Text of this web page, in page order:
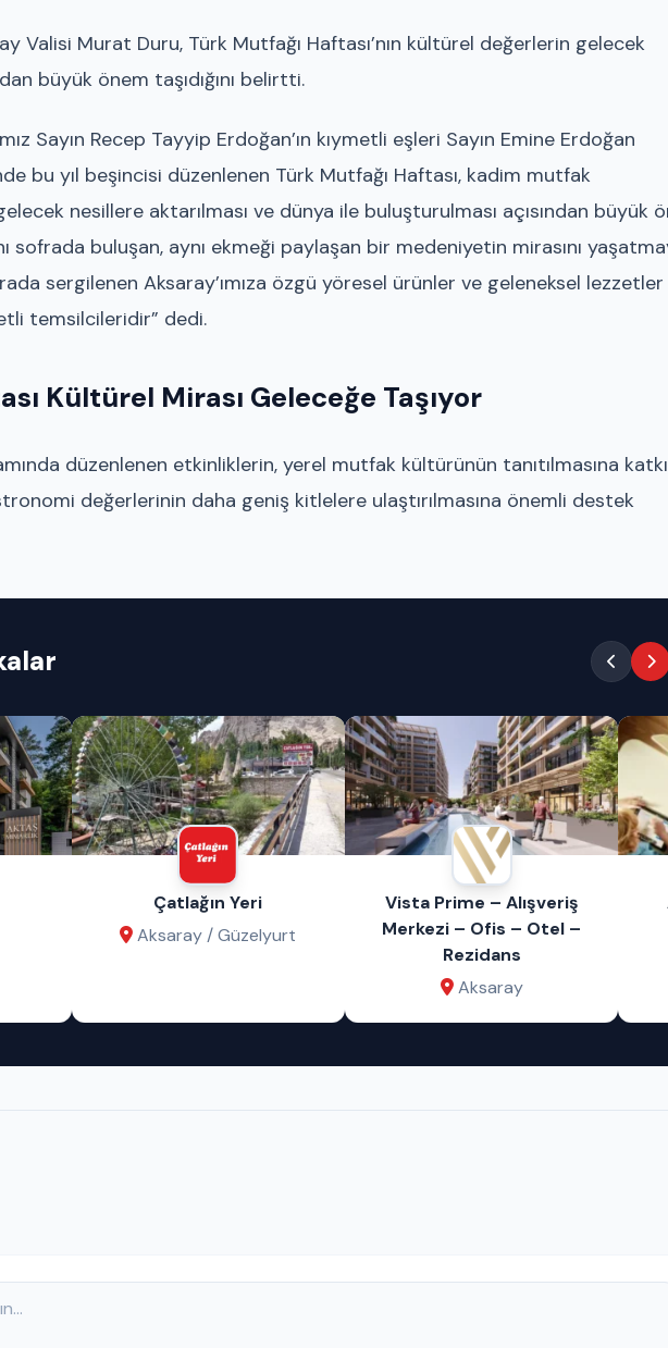
Valisi Murat Duru, Türk Mutfağı Haftası’nın kültürel değerlerin gelecek
büyük önem taşıdığını belirtti.
Sayın Recep Tayyip Erdoğan’ın kıymetli eşleri Sayın Emine Erdoğan
bu yıl beşincisi düzenlenen Türk Mutfağı Haftası, kadim mutfak
nesillere aktarılması ve dünya ile buluşturulması açısından büyük
sofrada buluşan, aynı ekmeği paylaşan bir medeniyetin mirasını
sergilenen Aksaray’ımıza özgü yöresel ürünler ve geleneksel
temsilcileridir” dedi.
Kültürel Mirası Geleceğe Taşıyor
düzenlenen etkinliklerin, yerel mutfak kültürünün tanıtılmasına katkı
değerlerinin daha geniş kitlelere ulaştırılmasına önemli destek
Çatlağın Yeri
Aksaray / Güzelyurt
Vista Prime – Alışveriş
Merkezi – Ofis – Otel –
Rezidans
Aksaray